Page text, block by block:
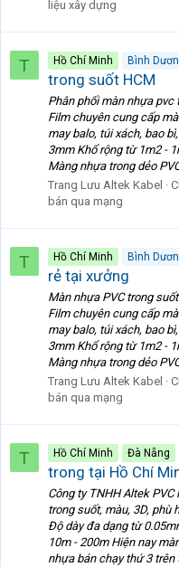
liệu xây dựng
T Hồ Chí Minh Bình
trong suốt HCM
Phân phối màn nhựa pvc
Film chuyên cung cấp
may balo, túi xách, bao
3mm Khổ rộng từ 1m2 -
Màng nhựa trong dẻo
Trang Lưu Altek Kabel
bán qua mạng
T Hồ Chí Minh Bình
rẻ tại xưởng
Màn nhựa PVC trong
Film chuyên cung cấp
may balo, túi xách, bao
3mm Khổ rộng từ 1m2 -
Màng nhựa trong dẻo
Trang Lưu Altek Kabel
bán qua mạng
T Hồ Chí Minh Đà Nẵng
trong tại Hồ Chí
Công ty TNHH Altek
trong suốt, màu, 3D, phù
Độ dày đa dạng từ
10m - 200m Hiện nay
nhựa bán chạy thứ 3 trên